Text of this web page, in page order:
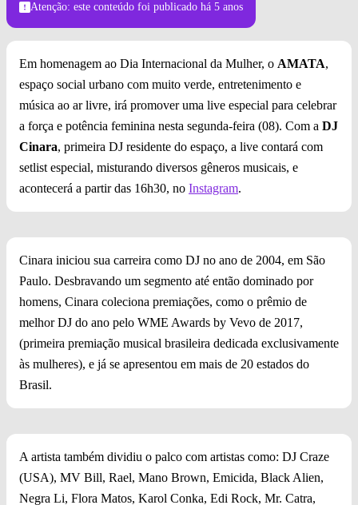
Atenção: este conteúdo foi publicado há 5 anos
Em homenagem ao Dia Internacional da Mulher, o AMATA,
espaço social urbano com muito verde, entretenimento e
música ao ar livre, irá promover uma live especial para celebrar
a força e potência feminina nesta segunda-feira (08). Com a DJ
Cinara, primeira DJ residente do espaço, a live contará com
setlist especial, misturando diversos gêneros musicais, e
acontecerá a partir das 16h30, no Instagram.
Cinara iniciou sua carreira como DJ no ano de 2004, em São
Paulo. Desbravando um segmento até então dominado por
homens, Cinara coleciona premiações, como o prêmio de
melhor DJ do ano pelo WME Awards by Vevo de 2017,
(primeira premiação musical brasileira dedicada exclusivamente
às mulheres), e já se apresentou em mais de 20 estados do
Brasil.
A artista também dividiu o palco com artistas como: DJ Craze
(USA), MV Bill, Rael, Mano Brown, Emicida, Black Alien,
Negra Li, Flora Matos, Karol Conka, Edi Rock, Mr. Catra,